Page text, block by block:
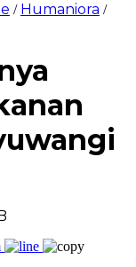
/ Humaniora /